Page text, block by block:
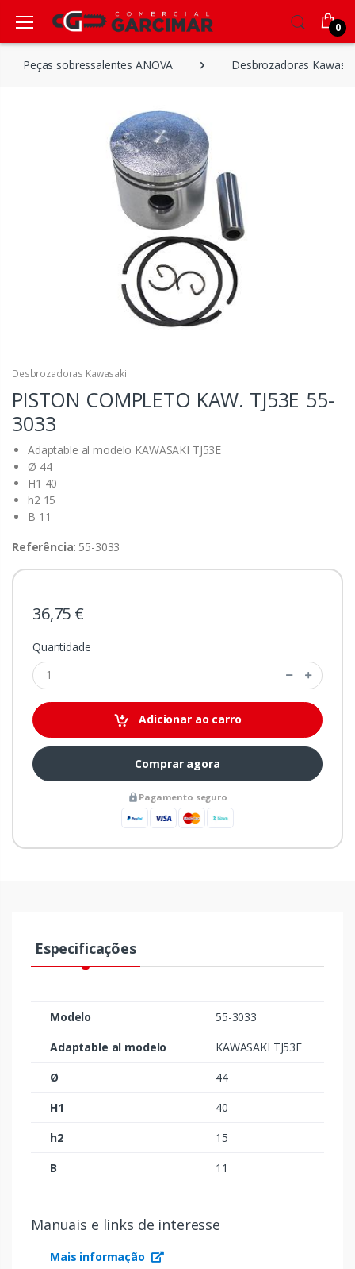
0
Peças sobressalentes ANOVA Desbrozadoras
Desbrozadoras Kawasaki
PISTON COMPLETO KAW. TJ53E 55-
3033
Adaptable al modelo KAWASAKI TJ53E
Ø 44
H1 40
h2 15
B 11
Referência: 55-3033
36,75 €
Quantidade
Adicionar ao carro
Comprar agora
Pagamento seguro
Especificações
Modelo
55-3033
Adaptable al modelo
KAWASAKI TJ53E
Ø
44
H1
40
h2
15
B
11
Manuais e links de interesse
Mais informação